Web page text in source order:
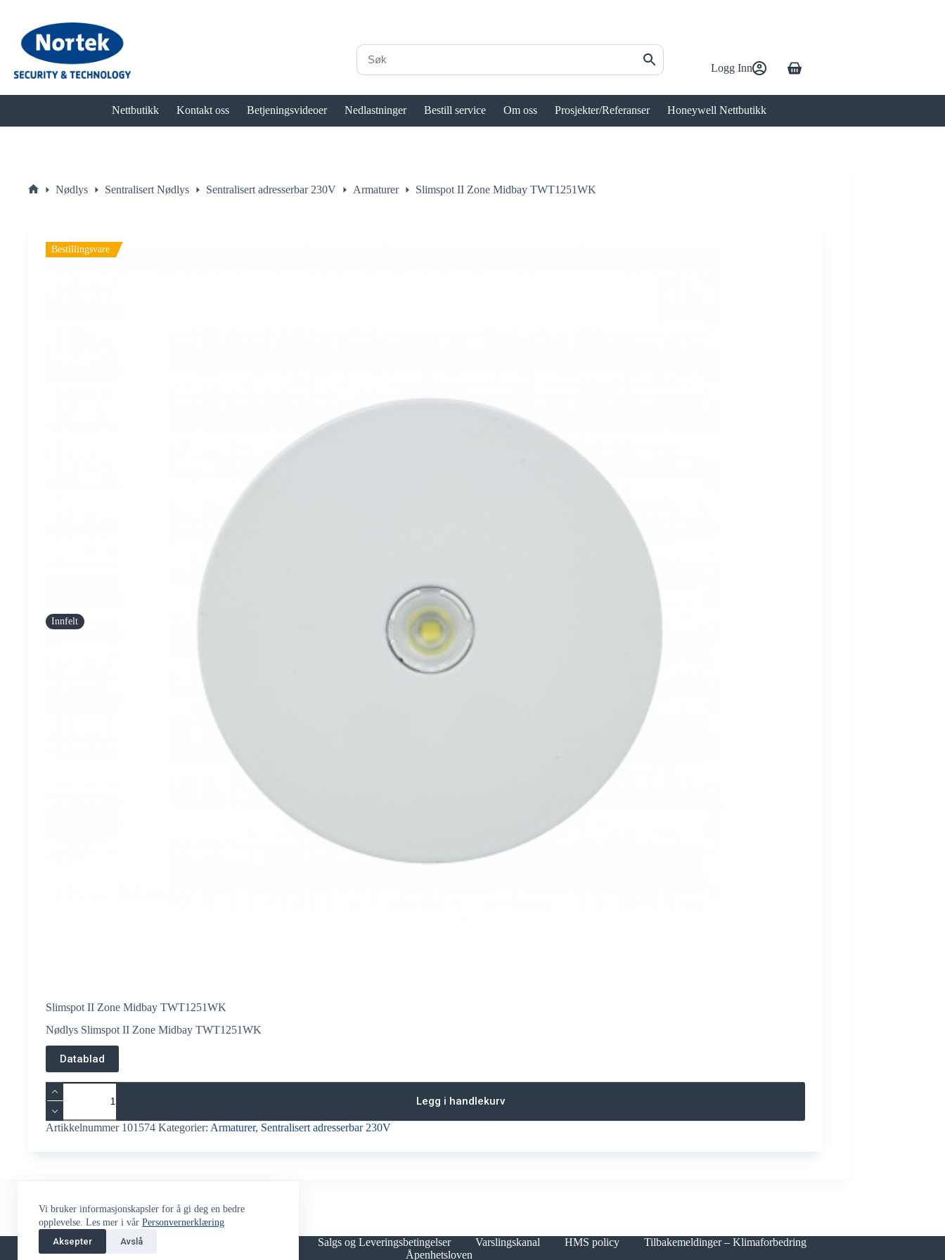
innholdet
Vi bruker informasjonskapsler for å gi deg en bedre
opplevelse. Les mer i vår Personvernerklæring
Aksepter
Avslå
Logg Inn Handlekurv
Nettbutikk Kontakt oss Betjeningsvideoer Nedlastninger Bestill service Om oss Prosjekter/Referanser Honeywell Nettbutikk
Nødlys Sentralisert Nødlys Sentralisert adresserbar 230V Armaturer Slimspot II Zone Midbay TWT1251WK
Innfelt
Bestillingsvare
Slimspot II Zone Midbay TWT1251WK
Nødlys Slimspot II Zone Midbay TWT1251WK
Datablad
Slimspot
II
Zone
Midbay
TWT1251WK
Legg i handlekurv
Artikkelnummer 101574 Kategorier: Armaturer, Sentralisert adresserbar 230V
Returskjema Salgs og Leveringsbetingelser Varslingskanal HMS policy
Tilbakemeldinger – Klimaforbedring
Åpenhetsloven